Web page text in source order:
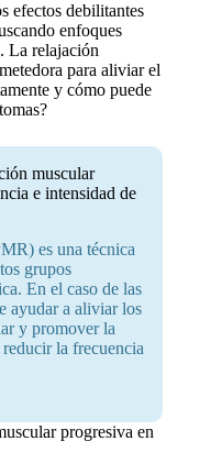
efectos debilitantes
enfoques
La relajación
para aliviar el
y cómo puede
muscular
e intensidad de
es una técnica
grupos
En el caso de las
ayudar a aliviar los
y promover la
la frecuencia
progresiva en